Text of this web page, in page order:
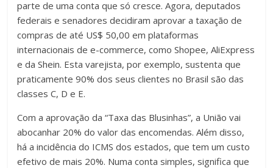
parte de uma conta que só cresce. Agora, deputados
federais e senadores decidiram aprovar a taxação de
compras de até US$ 50,00 em plataformas
internacionais de e-commerce, como Shopee, AliExpress
e da Shein. Esta varejista, por exemplo, sustenta que
praticamente 90% dos seus clientes no Brasil são das
classes C, D e E.
Com a aprovação da “Taxa das Blusinhas”, a União vai
abocanhar 20% do valor das encomendas. Além disso,
há a incidência do ICMS dos estados, que tem um custo
efetivo de mais 20%. Numa conta simples, significa que